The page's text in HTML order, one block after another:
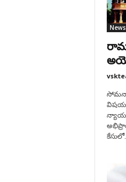
News
సోమనాథ్‌